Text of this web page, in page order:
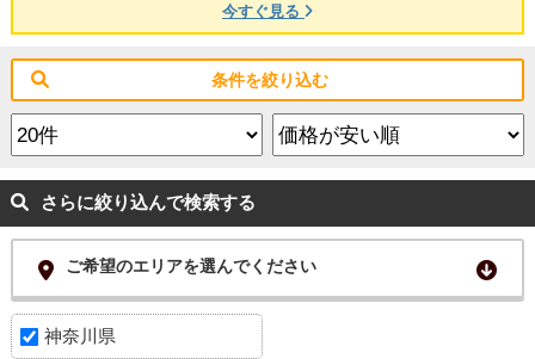
今すぐ見る
条件を絞り込む
さらに絞り込んで検索する
ご希望のエリアを選んでください
神奈川県